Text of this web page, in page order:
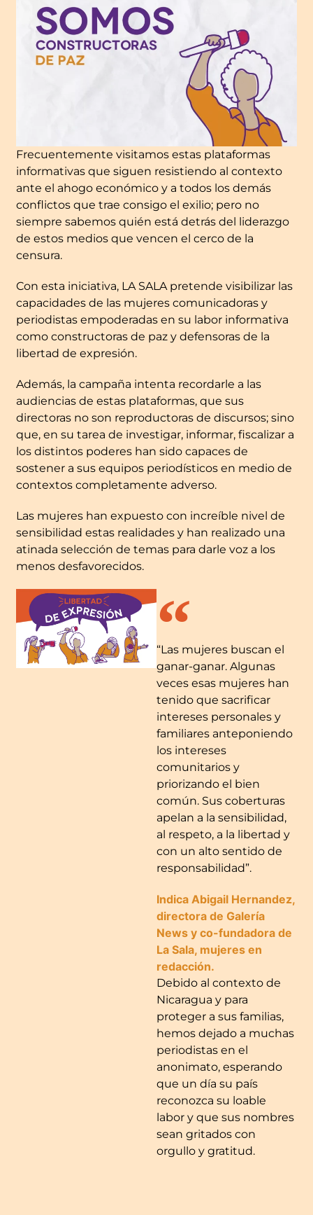
Frecuentemente visitamos estas plataformas
informativas que siguen resistiendo al contexto
ante el ahogo económico y a todos los demás
conflictos que trae consigo el exilio; pero no
siempre sabemos quién está detrás del liderazgo
de estos medios que vencen el cerco de la
censura.
Con esta iniciativa, LA SALA pretende visibilizar las
capacidades de las mujeres comunicadoras y
periodistas empoderadas en su labor informativa
como constructoras de paz y defensoras de la
libertad de expresión.
Además, la campaña intenta recordarle a las
audiencias de estas plataformas, que sus
directoras no son reproductoras de discursos; sino
que, en su tarea de investigar, informar, fiscalizar a
los distintos poderes han sido capaces de
sostener a sus equipos periodísticos en medio de
contextos completamente adverso.
Las mujeres han expuesto con increíble nivel de
sensibilidad estas realidades y han realizado una
atinada selección de temas para darle voz a los
menos desfavorecidos.
“Las mujeres buscan el
ganar-ganar. Algunas
veces esas mujeres han
tenido que sacrificar
intereses personales y
familiares anteponiendo
los intereses
comunitarios y
priorizando el bien
común. Sus coberturas
apelan a la sensibilidad,
al respeto, a la libertad y
con un alto sentido de
responsabilidad”.
Indica Abigail Hernandez,
directora de Galería
News y co-fundadora de
La Sala, mujeres en
redacción.
Debido al contexto de
Nicaragua y para
proteger a sus familias,
hemos dejado a muchas
periodistas en el
anonimato, esperando
que un día su país
reconozca su loable
labor y que sus nombres
sean gritados con
orgullo y gratitud.